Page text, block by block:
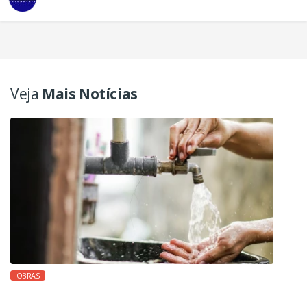
Veja Mais Notícias
OBRAS